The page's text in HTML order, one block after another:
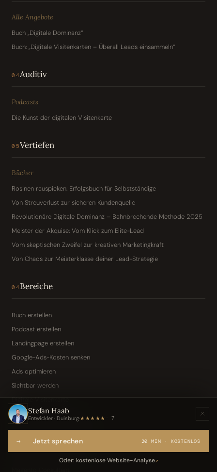
Alle Angebote
Buch „Digitale Dominanz“
Buch: „Digitale Visitenkarten – Überall Leads einsammeln“
04Auditiv
Podcasts
Die Kunst der digitalen Visitenkarte
05Vertiefen
Bücher
Rosinen rauspicken: Erfolgsbuch für Selbstständige
Von Streuverlust zur sicheren Kundenquelle
Revolutionäre Digitale Dominanz – Bahnbrechende Methode 2025
Meister der Akquise: Vom Klick zum Elite-Lead
Vom skeptischen Zweifel zur kreativen Marketingkraft
Von Chaos zur Meisterklasse deiner Lead-Strategie
04Bereiche
Buch erstellen
Podcast erstellen
Landingpage erstellen
Google-Ads-Kosten senken
Ads optimieren
Sichtbar werden
Digitale Visitenkarte
KI-Assistent (Toni · Jarvis)
Webseite per Sprache
Stefan Haab
Entwickler · Duisburg·★★★★★ 7
→ Jetzt sprechen 20 MIN · KOSTENLOS
Oder: kostenlose Website-Analyse↗